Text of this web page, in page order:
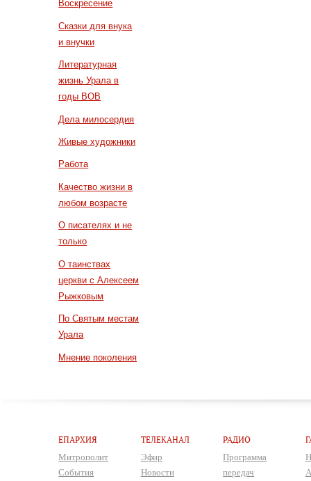
Воскресение
Сказки для внука
и внучки
Литературная
жизнь Урала в
годы ВОВ
Дела милосердия
Живые художники
Работа
Качество жизни в
любом возрасте
О писателях и не
только
О таинствах
церкви с Алексеем
Рыжковым
По Святым местам
Урала
Мнение поколения
ЕПАРХИЯ
Митрополит
События
ТЕЛЕКАНАЛ
Эфир
Новости
РАДИО
Программа
передач